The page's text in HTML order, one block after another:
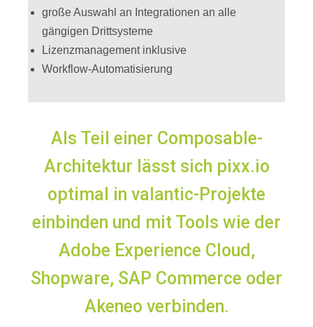
große Auswahl an Integrationen an alle
gängigen Drittsysteme
Lizenzmanagement inklusive
Workflow-Automatisierung
Als Teil einer Composable-
Architektur lässt sich pixx.io
optimal in valantic-Projekte
einbinden und mit Tools wie der
Adobe Experience Cloud,
Shopware, SAP Commerce oder
Akeneo verbinden.